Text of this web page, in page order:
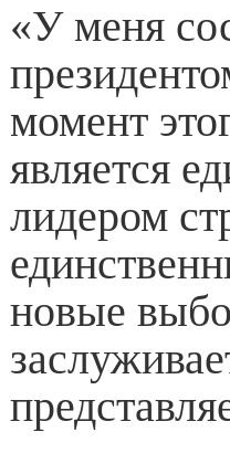
«У меня
момент
является
лидером
новые